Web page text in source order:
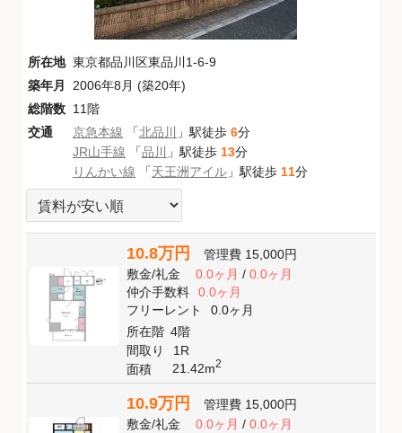
所在地 東京都品川区東品川1-6-9
築年月
2006年8月 (築20年)
総階数 11階
交通
京急本線 「北品川 」駅徒歩 6分
JR山手線 「品川 」駅徒歩 13分
りんかい線 「天王洲アイル 」駅徒歩 11分
10.8万円 管理費 15,000円
敷金/礼金 0.0ヶ月/ 0.0ヶ月
仲介手数料
0.0ヶ月
フリーレント
0.0ヶ月
所在階 4階
間取り
1R
面積
21.42m2
10.9万円 管理費 15,000円
敷金/礼金 0.0ヶ月/ 0.0ヶ月